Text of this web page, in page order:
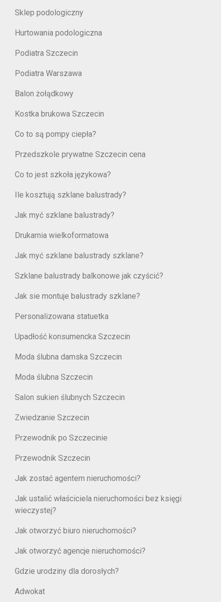
Sklep podologiczny
Hurtowania podologiczna
Podiatra Szczecin
Podiatra Warszawa
Balon żołądkowy
Kostka brukowa Szczecin
Co to są pompy ciepła?
Przedszkole prywatne Szczecin cena
Co to jest szkoła językowa?
Ile kosztują szklane balustrady?
Jak myć szklane balustrady?
Drukarnia wielkoformatowa
Jak myć szklane balustrady szklane?
Szklane balustrady balkonowe jak czyścić?
Jak sie montuje balustrady szklane?
Personalizowana statuetka
Upadłość konsumencka Szczecin
Moda ślubna damska Szczecin
Moda ślubna Szczecin
Salon sukien ślubnych Szczecin
Zwiedzanie Szczecin
Przewodnik po Szczecinie
Przewodnik Szczecin
Jak zostać agentem nieruchomości?
Jak ustalić właściciela nieruchomości bez księgi
wieczystej?
Jak otworzyć biuro nieruchomości?
Jak otworzyć agencje nieruchomości?
Gdzie urodziny dla dorosłych?
Adwokat